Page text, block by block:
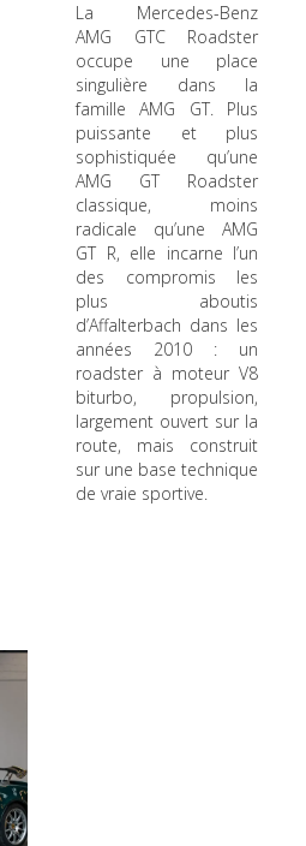
La Mercedes-Benz
AMG GTC Roadster
occupe une place
singulière dans la
famille AMG GT. Plus
puissante et plus
sophistiquée qu’une
AMG GT Roadster
classique, moins
radicale qu’une AMG
GT R, elle incarne l’un
des compromis les
plus aboutis
d’Affalterbach dans les
années 2010 : un
roadster à moteur V8
biturbo, propulsion,
largement ouvert sur la
route, mais construit
sur une base technique
de vraie sportive.